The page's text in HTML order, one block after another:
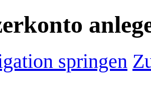
springen